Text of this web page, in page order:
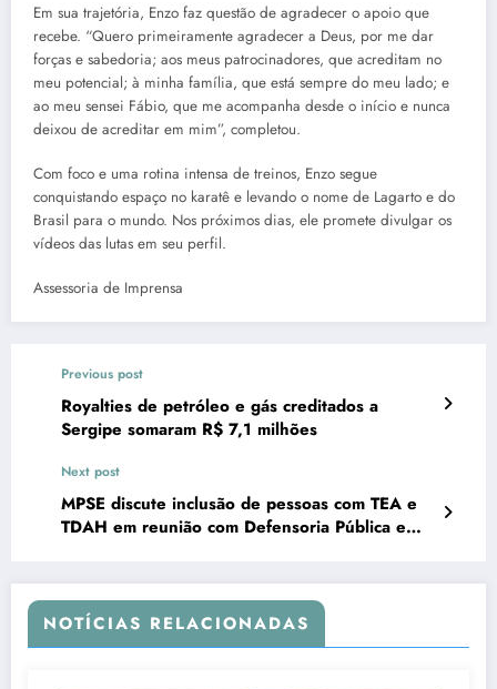
Em sua trajetória, Enzo faz questão de agradecer o apoio que
recebe. “Quero primeiramente agradecer a Deus, por me dar
forças e sabedoria; aos meus patrocinadores, que acreditam no
meu potencial; à minha família, que está sempre do meu lado; e
ao meu sensei Fábio, que me acompanha desde o início e nunca
deixou de acreditar em mim”, completou.
Com foco e uma rotina intensa de treinos, Enzo segue
conquistando espaço no karatê e levando o nome de Lagarto e do
Brasil para o mundo. Nos próximos dias, ele promete divulgar os
vídeos das lutas em seu perfil.
Assessoria de Imprensa
Previous post
Royalties de petróleo e gás creditados a
Sergipe somaram R$ 7,1 milhões
Next post
MPSE discute inclusão de pessoas com TEA e
TDAH em reunião com Defensoria Pública e
NOTÍCIAS RELACIONADAS